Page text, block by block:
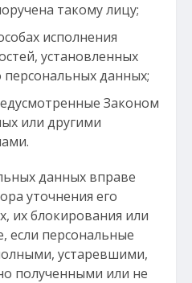
такому лицу;
исполнения
установленных
персональных данных;
Законом
или другими
данных вправе
уточнения его
их блокирования или
если персональные
устаревшими,
полученными или не